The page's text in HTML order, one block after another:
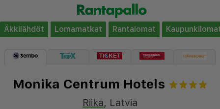
Äkkilähdöt Lomamatkat Rantalomat
Monika Centrum Hotels
Riika, Latvia